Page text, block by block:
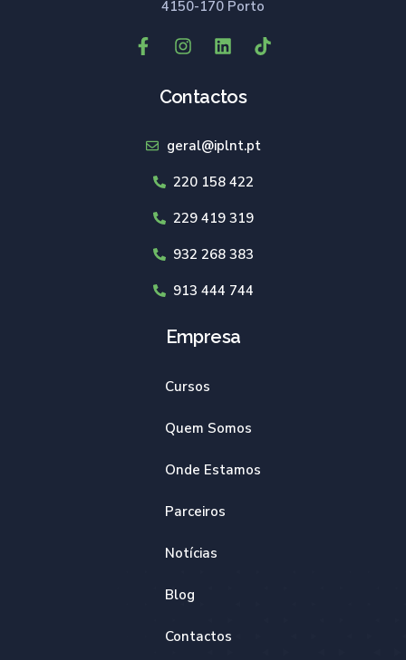
4150-170 Porto
Contactos
geral@iplnt.pt
220 158 422
229 419 319
932 268 383
913 444 744
Empresa
Cursos
Quem Somos
Onde Estamos
Parceiros
Notícias
Blog
Contactos